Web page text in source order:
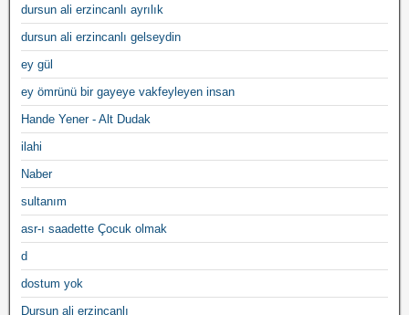
dursun ali erzincanlı ayrılık
dursun ali erzincanlı gelseydin
ey gül
ey ömrünü bir gayeye vakfeyleyen insan
Hande Yener - Alt Dudak
ilahi
Naber
sultanım
asr-ı saadette Çocuk olmak
d
dostum yok
Dursun ali erzincanlı